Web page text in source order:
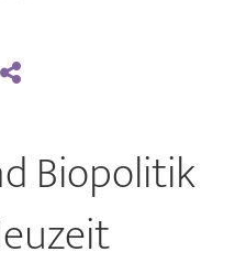
Biopolitik